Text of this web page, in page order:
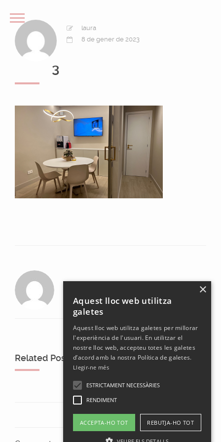
laura
8 de gener de 2023
3
laura
Related Posts
×
Aquest lloc web utilitza
galetes
Aquest lloc web utilitza galetes per millorar
l'experiència de l'usuari. En utilitzar el
nostre lloc web, accepteu totes les galetes
d’acord amb la nostra Política de galetes.
Llegir-ne més
ESTRICTAMENT NECESSÀRIES
RENDIMENT
ACCEPTA-HO TOT REBUTJA-HO TOT